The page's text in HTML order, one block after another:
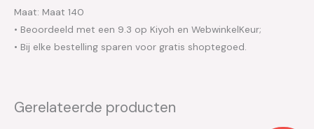
Maat: Maat 140
• Beoordeeld met een 9.3 op Kiyoh en WebwinkelKeur;
• Bij elke bestelling sparen voor gratis shoptegoed.
Gerelateerde producten